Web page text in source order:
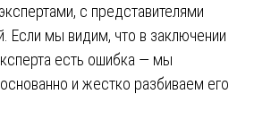
с представителями
Если мы видим, что в заключении
есть ошибка — мы
и жестко разбиваем его